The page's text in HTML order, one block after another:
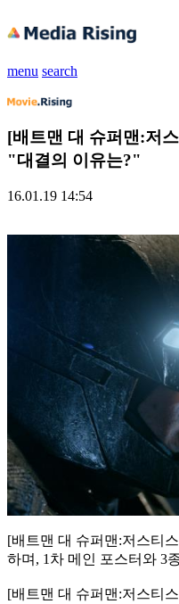
menu search
[배트맨 대 슈퍼맨:저
"대결의 이유는?"
16.01.19 14:54
[배트맨 대 슈퍼맨:저스티
하며, 1차 메인 포스터와 3
[배트맨 대 슈퍼맨:저스티